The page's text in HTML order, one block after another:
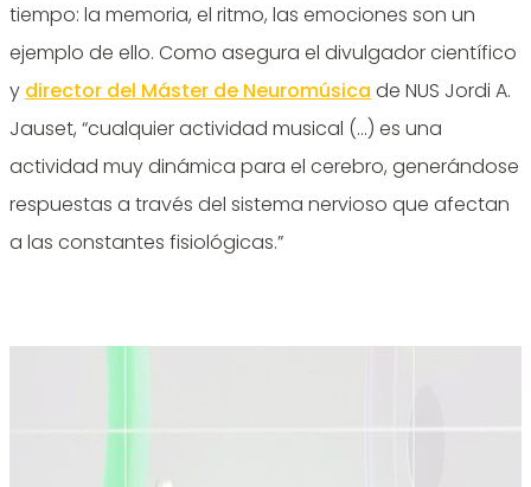
tiempo: la memoria, el ritmo, las emociones son un
ejemplo de ello. Como asegura el divulgador científico
y director del Máster de Neuromúsica de NUS Jordi A.
Jauset, “cualquier actividad musical (…) es una
actividad muy dinámica para el cerebro, generándose
respuestas a través del sistema nervioso que afectan
a las constantes fisiológicas.”